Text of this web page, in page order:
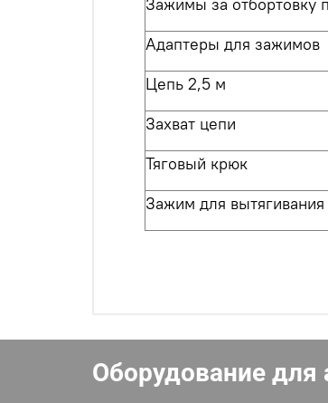
Адаптеры для зажимов
Цепь 2,5 м
Захват цепи
Тяговый крюк
Зажим для вытягивания
Оборудование для